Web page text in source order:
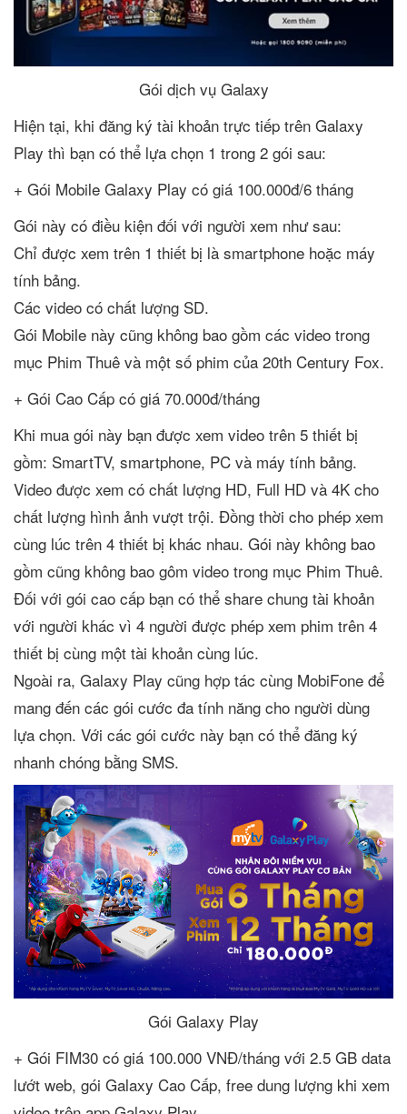
Gói dịch vụ Galaxy
Hiện tại, khi đăng ký tài khoản trực tiếp trên Galaxy
Play thì bạn có thể lựa chọn 1 trong 2 gói sau:
+ Gói Mobile Galaxy Play có giá 100.000đ/6 tháng
Gói này có điều kiện đối với người xem như sau:
Chỉ được xem trên 1 thiết bị là smartphone hoặc máy
tính bảng.
Các video có chất lượng SD.
Gói Mobile này cũng không bao gồm các video trong
mục Phim Thuê và một số phim của 20th Century Fox.
+ Gói Cao Cấp có giá 70.000đ/tháng
Khi mua gói này bạn được xem video trên 5 thiết bị
gồm: SmartTV, smartphone, PC và máy tính bảng.
Video được xem có chất lượng HD, Full HD và 4K cho
chất lượng hình ảnh vượt trội. Đồng thời cho phép xem
cùng lúc trên 4 thiết bị khác nhau. Gói này không bao
gồm cũng không bao gôm video trong mục Phim Thuê.
Đối với gói cao cấp bạn có thể share chung tài khoản
với người khác vì 4 người được phép xem phim trên 4
thiết bị cùng một tài khoản cùng lúc.
Ngoài ra, Galaxy Play cũng hợp tác cùng MobiFone để
mang đến các gói cước đa tính năng cho người dùng
lựa chọn. Với các gói cước này bạn có thể đăng ký
nhanh chóng bằng SMS.
Gói Galaxy Play
+ Gói FIM30 có giá 100.000 VNĐ/tháng với 2.5 GB data
lướt web, gói Galaxy Cao Cấp, free dung lượng khi xem